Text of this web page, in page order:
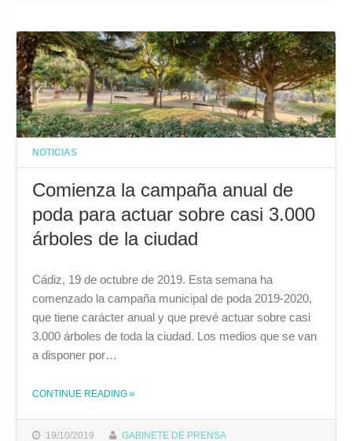
NOTICIAS
Comienza la campaña anual de
poda para actuar sobre casi 3.000
árboles de la ciudad
19/10/2019 GABINETE DE PRENSA
Cádiz, 19 de octubre de 2019. Esta semana ha
comenzado la campaña municipal de poda 2019-2020,
que tiene carácter anual y que prevé actuar sobre casi
3.000 árboles de toda la ciudad. Los medios que se van
a disponer por…
CONTINUE READING THE "COMIENZA LA CAMPAÑA ANUAL DE PODA PARA ACTUAR SOBRE CASI 3.000 ÁRBOLES DE LA CIUDAD"
»